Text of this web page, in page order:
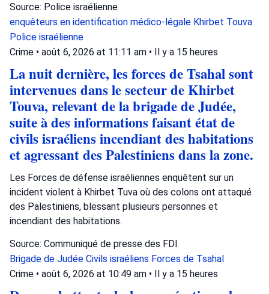
Source: Police israélienne
enquêteurs en identification médico-légale Khirbet Touva
Police israélienne
Crime • août 6, 2026 at 11:11 am • Il y a 15 heures
La nuit dernière, les forces de Tsahal sont
intervenues dans le secteur de Khirbet
Touva, relevant de la brigade de Judée,
suite à des informations faisant état de
civils israéliens incendiant des habitations
et agressant des Palestiniens dans la zone.
Les Forces de défense israéliennes enquêtent sur un
incident violent à Khirbet Tuva où des colons ont attaqué
des Palestiniens, blessant plusieurs personnes et
incendiant des habitations.
Source: Communiqué de presse des FDI
Brigade de Judée Civils israéliens Forces de Tsahal
Crime • août 6, 2026 at 10:49 am • Il y a 15 heures